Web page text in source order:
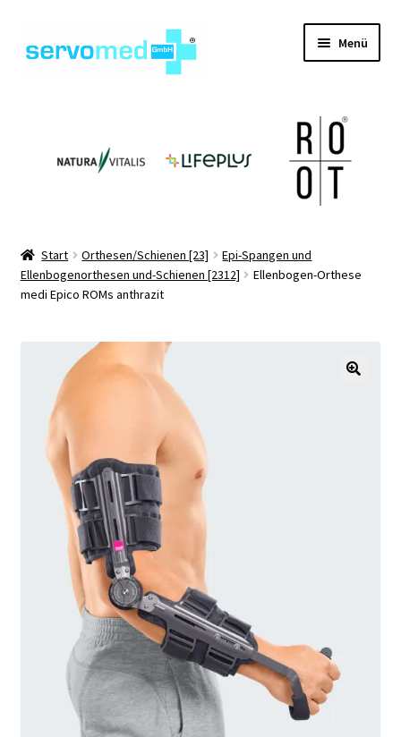
Navigation
Inhalt
Menü
öffnen
Pflegehilfsmittel
Informationen
Start Orthesen/Schienen [23]
Epi-Spangen und
Ellenbogenorthesen und-Schienen [2312]
Ellenbogen-Orthese
medi Epico ROMs anthrazit